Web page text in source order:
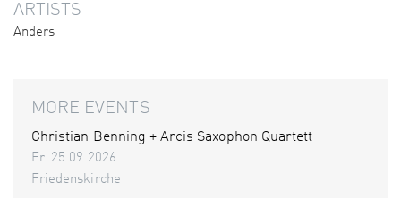
ARTISTS
Anders
MORE EVENTS
Christian Benning + Arcis Saxophon Quartett
Fr. 25.09.2026
Friedenskirche